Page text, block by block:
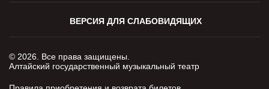
ВЕРСИЯ ДЛЯ СЛАБОВИДЯЩИХ
© 2026. Все права защищены.
Алтайский государственный музыкальный театр